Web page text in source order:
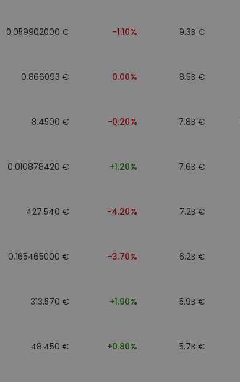
0.059902000 € -1.10% 9.3B €
0.866093 € 0.00% 8.5B €
8.4500 € -0.20% 7.8B €
0.010878420 € +1.20% 7.6B €
427.540 € -4.20% 7.2B €
0.165465000 € -3.70% 6.2B €
313.570 € +1.90% 5.9B €
48.450 € +0.80% 5.7B €